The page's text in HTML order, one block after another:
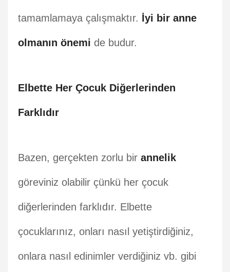
tamamlamaya çalışmaktır. İyi bir anne
olmanın önemi de budur.
Elbette Her Çocuk Diğerlerinden
Farklıdır
Bazen, gerçekten zorlu bir annelik
göreviniz olabilir çünkü her çocuk
diğerlerinden farklıdır. Elbette
çocuklarınız, onları nasıl yetiştirdiğiniz,
onlara nasıl edinimler verdiğiniz vb. gibi